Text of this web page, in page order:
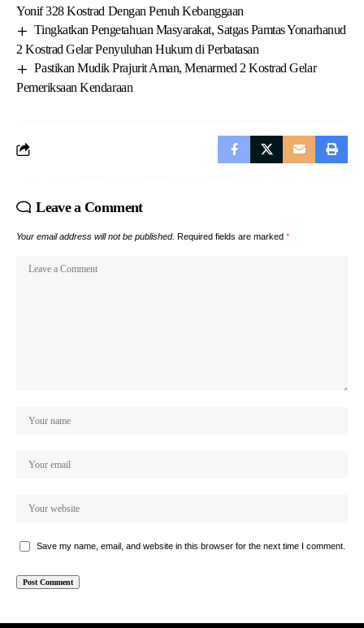
Yonif 328 Kostrad Dengan Penuh Kebanggaan
Tingkatkan Pengetahuan Masyarakat, Satgas Pamtas Yonarhanud
2 Kostrad Gelar Penyuluhan Hukum di Perbatasan
Pastikan Mudik Prajurit Aman, Menarmed 2 Kostrad Gelar
Pemeriksaan Kendaraan
Leave a Comment
Your email address will not be published. Required fields are marked *
Save my name, email, and website in this browser for the next time I comment.